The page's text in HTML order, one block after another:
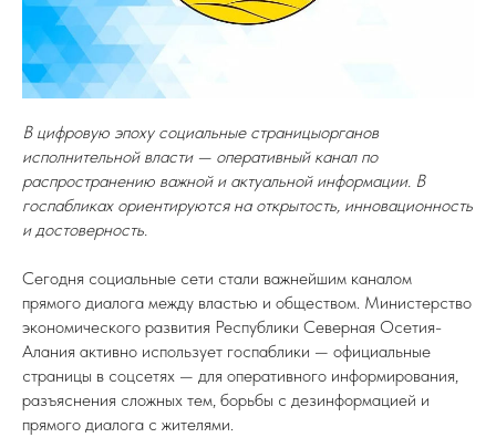
В цифровую эпоху социальные страницыорганов
исполнительной власти — оперативный канал по
распространению важной и актуальной информации. В
госпабликах ориентируются на открытость, инновационность
и достоверность.
Сегодня социальные сети стали важнейшим каналом
прямого диалога между властью и обществом. Министерство
экономического развития Республики Северная Осетия-
Алания активно использует госпаблики — официальные
страницы в соцсетях — для оперативного информирования,
разъяснения сложных тем, борьбы с дезинформацией и
прямого диалога с жителями.